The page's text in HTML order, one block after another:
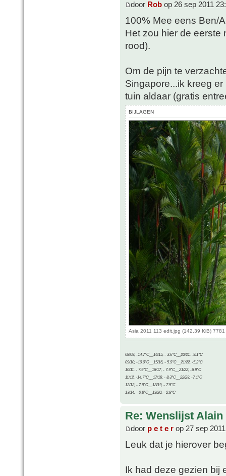
door Rob op 26 sep 2011
100% Mee eens Ben/
Het zou hier de eerste
rood).
Om de pijn te
Singapore...ik kreeg
tuin aldaar (gratis
BIJLAGEN
Asia 2011 113 edit.jpg (142.39 KiB)
08/09, -14.7°C__14/15, - 3.6°C__20/21, -9.1°C
09/10, -10.0°C__15/16, - 5.9°C__21/22, -5.2°C
10/11, - 7.9°C__16/17, - 7.9°C__21/22, -6.9°C
11/12, -14.7°C__17/18, - 8.3°C__22/23, -7.1°C
12/13, - 7.9°C__18/19, - 7.5°C
13/14, - 0.8°C__19/20, - 2.8°C
Re: Wenslijst Alain
door p e t e r op 27 sep
Leuk dat je hierover
Ik had deze gezien bij